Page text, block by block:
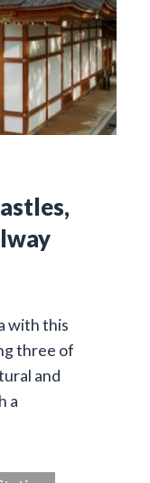
with this
three of
and
a